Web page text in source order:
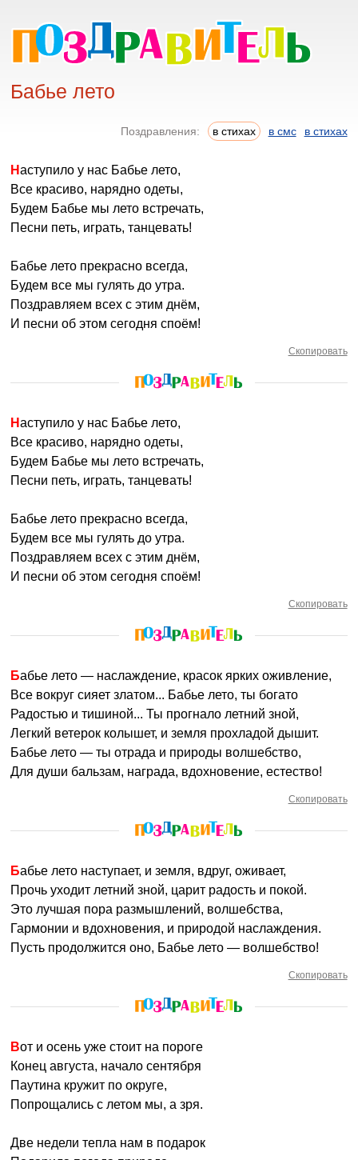
Бабье лето
Поздравления: в стихах в смс в стихах
Наступило у нас Бабье лето,
Все красиво, нарядно одеты,
Будем Бабье мы лето встречать,
Песни петь, играть, танцевать!
Бабье лето прекрасно всегда,
Будем все мы гулять до утра.
Поздравляем всех с этим днём,
И песни об этом сегодня споём!
Скопировать
Наступило у нас Бабье лето,
Все красиво, нарядно одеты,
Будем Бабье мы лето встречать,
Песни петь, играть, танцевать!
Бабье лето прекрасно всегда,
Будем все мы гулять до утра.
Поздравляем всех с этим днём,
И песни об этом сегодня споём!
Скопировать
Бабье лето — наслаждение, красок ярких оживление,
Все вокруг сияет златом... Бабье лето, ты богато
Радостью и тишиной... Ты прогнало летний зной,
Легкий ветерок колышет, и земля прохладой дышит.
Бабье лето — ты отрада и природы волшебство,
Для души бальзам, награда, вдохновение, естество!
Скопировать
Бабье лето наступает, и земля, вдруг, оживает,
Прочь уходит летний зной, царит радость и покой.
Это лучшая пора размышлений, волшебства,
Гармонии и вдохновения, и природой наслаждения.
Пусть продолжится оно, Бабье лето — волшебство!
Скопировать
Вот и осень уже стоит на пороге
Конец августа, начало сентября
Паутина кружит по округе,
Попрощались с летом мы, а зря.
Две недели тепла нам в подарок